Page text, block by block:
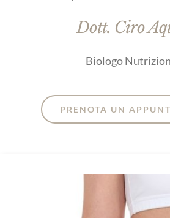
Dott. Ciro
Biologo
PRENOTA UN